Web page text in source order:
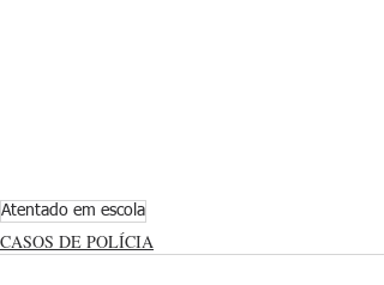
Atentado em escola
CASOS DE POLÍCIA